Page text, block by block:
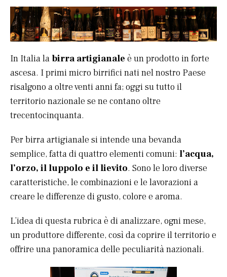
In Italia la birra artigianale è un prodotto in forte
ascesa. I primi micro birrifici nati nel nostro Paese
risalgono a oltre venti anni fa; oggi su tutto il
territorio nazionale se ne contano oltre
trecentocinquanta.
Per birra artigianale si intende una bevanda
semplice, fatta di quattro elementi comuni: l’acqua,
l’orzo, il luppolo e il lievito. Sono le loro diverse
caratteristiche, le combinazioni e le lavorazioni a
creare le differenze di gusto, colore e aroma.
L’idea di questa rubrica è di analizzare, ogni mese,
un produttore differente, così da coprire il territorio e
offrire una panoramica delle peculiarità nazionali.